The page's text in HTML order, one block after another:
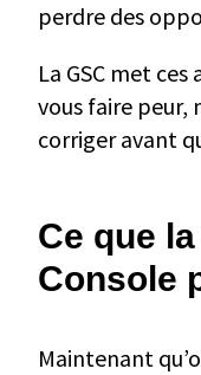
perdre des
La GSC met
vous faire peur,
corriger avant
Ce que
Console
Maintenant